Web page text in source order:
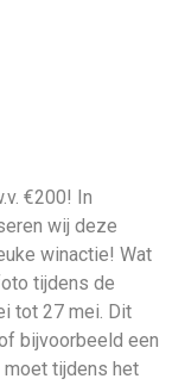
€200! In
wij deze
winactie! Wat
tijdens de
tot 27 mei. Dit
bijvoorbeeld een
tijdens het